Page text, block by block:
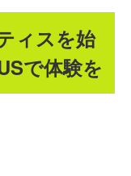
ィスを始
で体験を